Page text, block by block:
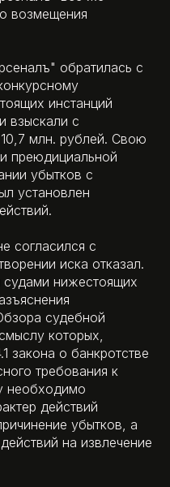
возмещения
обратилась c
инстанций
взыскали с
млн. рублей. Свою
преюдициальной
убытков с
установлен
согласился с
иска отказал.
нижестоящих
судебной
которых,
закона о банкротстве
требования к
необходимо
действий
убытков, а
на извлечение